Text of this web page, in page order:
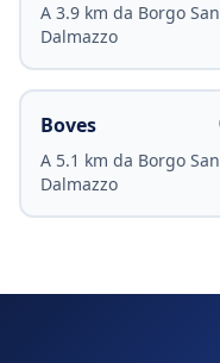
A 3.9 km da Borgo San
Dalmazzo
Boves
A 5.1 km da Borgo San
Dalmazzo